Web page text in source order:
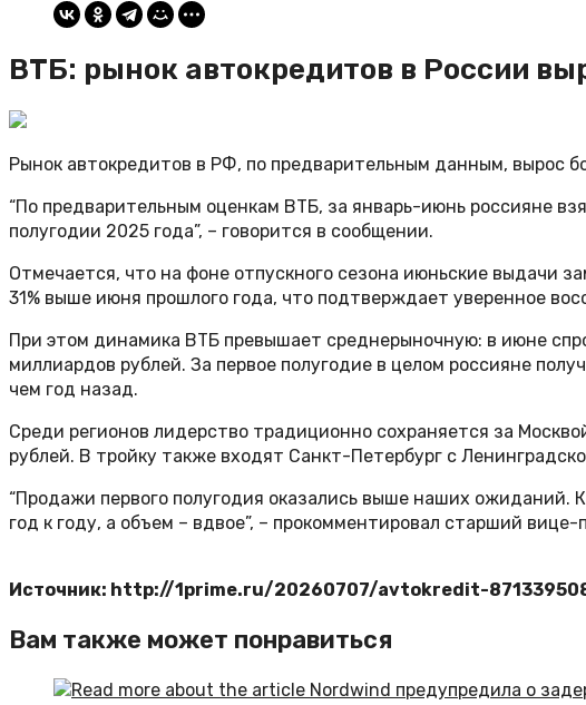
ВТБ: рынок автокредитов в России
Рынок автокредитов в РФ, по предварительным данным, вырос
“По предварительным оценкам ВТБ, за январь-июнь россияне
полугодии 2025 года”, – говорится в сообщении.
Отмечается, что на фоне отпускного сезона июньские выдачи
31% выше июня прошлого года, что подтверждает уверенное
При этом динамика ВТБ превышает среднерыночную: в июне
миллиардов рублей. За первое полугодие в целом россияне
чем год назад.
Среди регионов лидерство традиционно сохраняется за
рублей. В тройку также входят Санкт-Петербург с
“Продажи первого полугодия оказались выше наших ожиданий.
год к году, а объем – вдвое”, – прокомментировал старший
Источник: http://1prime.ru/20260707/avtokredit-
Вам также может понравиться